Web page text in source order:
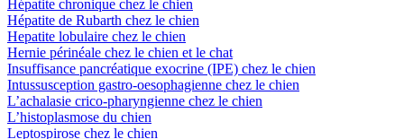
Hépatite chronique chez le chien
Hépatite de Rubarth chez le chien
Hepatite lobulaire chez le chien
Hernie périnéale chez le chien et le chat
Insuffisance pancréatique exocrine (IPE) chez le chien
Intussusception gastro-oesophagienne chez le chien
L’achalasie crico-pharyngienne chez le chien
L’histoplasmose du chien
Leptospirose chez le chien